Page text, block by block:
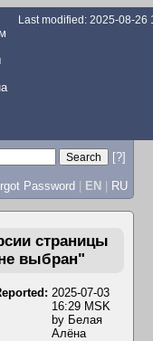
Last modified: 2025-08-26
[?]
Password | EN | RU
страницы
выбран"
2025-07-03
16:29 MSK
by Белая
Алёна